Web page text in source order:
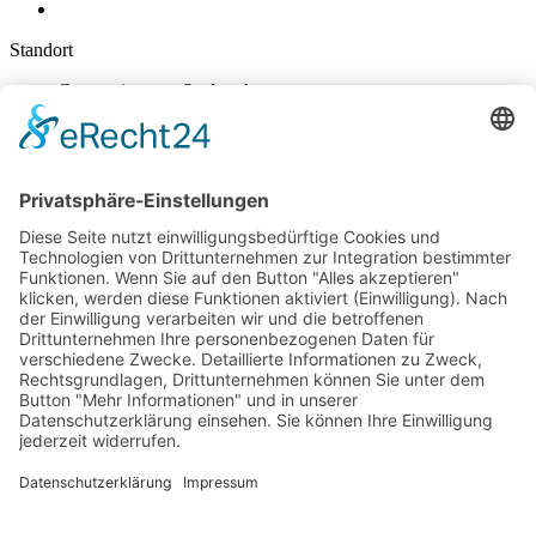
Standort
Gymnasium am Stadtpark
47829 Krefeld
02151 - 362040
Sekretariat
Mo-Do: 7:45 – 14:30 Uhr
Fr: 7:45-14:00
Kontakt & Info
Kontakt
Anfahrt
Datenschutz